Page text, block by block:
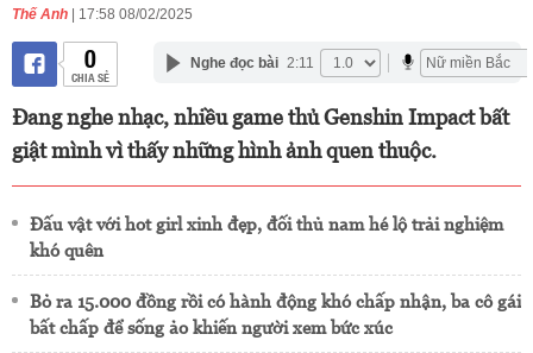
Thế Anh | 17:58 08/02/2025
0
CHIA SẺ
Nghe đọc bài 2:11
Đang nghe nhạc, nhiều game thủ Genshin Impact bất
giật mình vì thấy những hình ảnh quen thuộc.
Đấu vật với hot girl xinh đẹp, đối thủ nam hé lộ trải nghiệm
khó quên
Bỏ ra 15.000 đồng rồi có hành động khó chấp nhận, ba cô gái
bất chấp để sống ảo khiến người xem bức xúc